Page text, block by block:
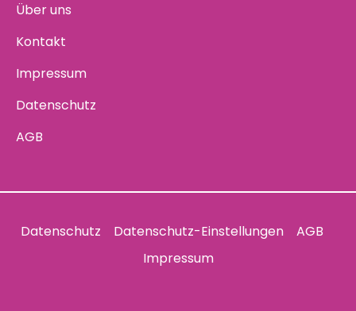
Über uns
Kontakt
Impressum
Datenschutz
AGB
Datenschutz Datenschutz-Einstellungen
AGB
Impressum